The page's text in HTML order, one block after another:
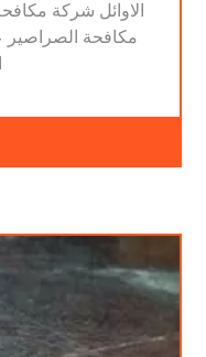
الاوائل شركة
مكافحة الصراصير